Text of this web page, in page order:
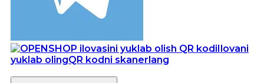
Ilovani
yuklab olingQR kodni skanerlang